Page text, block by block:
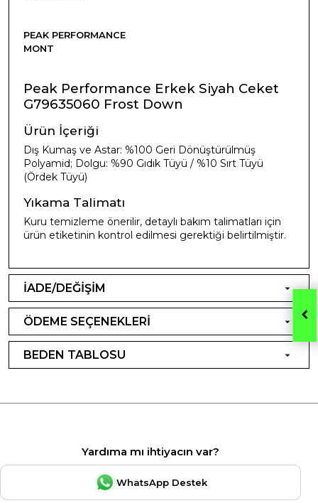
PEAK PERFORMANCE
MONT
Peak Performance Erkek Siyah Ceket
G79635060 Frost Down
Ürün İçeriği
Dış Kumaş ve Astar: %100 Geri Dönüştürülmüş
Polyamid; Dolgu: %90 Gıdık Tüyü / %10 Sırt Tüyü
(Ördek Tüyü)
Yıkama Talimatı
Kuru temizleme önerilir, detaylı bakım talimatları için
ürün etiketinin kontrol edilmesi gerektiği belirtilmiştir.
İADE/DEĞİŞİM
ÖDEME SEÇENEKLERİ
BEDEN TABLOSU
Yardıma mı ihtiyacın var?
WhatsApp Destek